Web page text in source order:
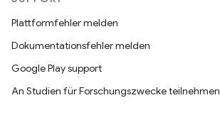
Plattformfehler melden
Dokumentationsfehler melden
Google Play support
An Studien für Forschungszwecke teilnehmen